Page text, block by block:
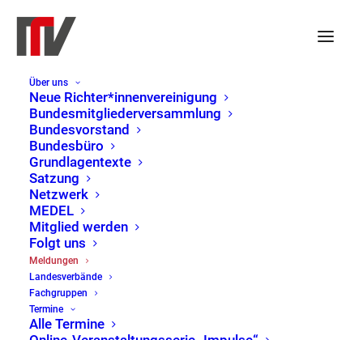
Über uns
Neue Richter*innenvereinigung
Bundesmitgliederversammlung
Bundesvorstand
Bundesbüro
Grundlagentexte
Satzung
Netzwerk
MEDEL
Mitglied werden
Folgt uns
Meldungen
Landesverbände
Fachgruppen
Termine
Alle Termine
Den Zugang zum Recht
erhalten – Aufruf zur
Kundgebung am 17.
Oktober 2024 in Kiel
11. Oktober 2024